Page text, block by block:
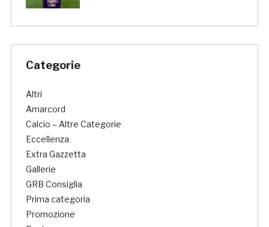
Categorie
Altri
Amarcord
Calcio – Altre Categorie
Eccellenza
Extra Gazzetta
Gallerie
GRB Consiglia
Prima categoria
Promozione